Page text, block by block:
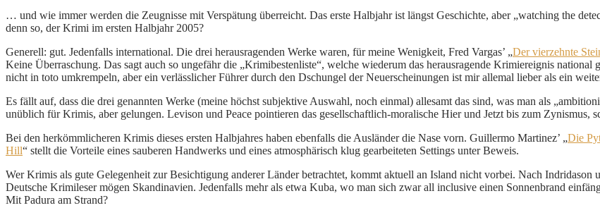
… und wie immer werden die Zeugnisse mit Verspätung überreicht. Das erste Halbjahr ist längst Geschichte, aber „watching the
denn so, der Krimi im ersten Halbjahr 2005?
Generell: gut. Jedenfalls international. Die drei herausragenden Werke waren, für meine Wenigkeit, Fred Vargas’ „Der vierzehnte
Keine Überraschung. Das sagt auch so ungefähr die „Krimibestenliste“, welche wiederum das herausragende Krimiereignis
nicht in toto umkrempeln, aber ein verlässlicher Führer durch den Dschungel der Neuerscheinungen ist mir allemal lieber als ein
Es fällt auf, dass die drei genannten Werke (meine höchst subjektive Auswahl, noch einmal) allesamt das sind, was man als
unüblich für Krimis, aber gelungen. Levison und Peace pointieren das gesellschaftlich-moralische Hier und Jetzt bis zum Zynismus,
Bei den herkömmlicheren Krimis dieses ersten Halbjahres haben ebenfalls die Ausländer die Nase vorn. Guillermo Martinez’ „Die
Hill“ stellt die Vorteile eines sauberen Handwerks und eines atmosphärisch klug gearbeiteten Settings unter Beweis.
Wer Krimis als gute Gelegenheit zur Besichtigung anderer Länder betrachtet, kommt aktuell an Island nicht vorbei. Nach
Deutsche Krimileser mögen Skandinavien. Jedenfalls mehr als etwa Kuba, wo man sich zwar all inclusive einen Sonnenbrand
Mit Padura am Strand?